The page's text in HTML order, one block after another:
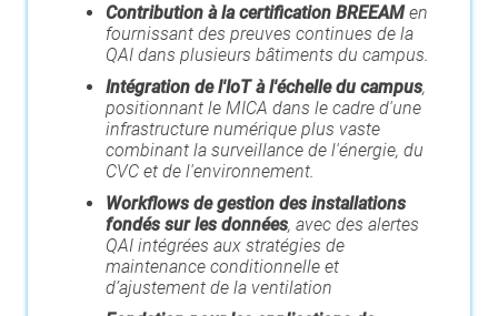
Contribution à la certification BREEAMen
fournissant des preuves continues de la
QAI dans plusieurs bâtiments du campus.
Intégration de l'IoT à l'échelle du campus,
positionnant le MICA dans le cadre d'une
infrastructure numérique plus vaste
combinant la surveillance de l'énergie, du
CVC et de l'environnement.
Workflows de gestion des installations
fondés sur les données, avec des alertes
QAI intégrées aux stratégies de
maintenance conditionnelle et
d’ajustement de la ventilation